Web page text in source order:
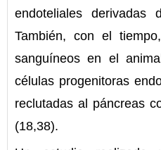
endoteliales
También, con el
sanguíneos en el
células progenitoras
reclutadas al páncreas
(18,38).